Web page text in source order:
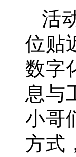
活
位贴
数字
息与
小哥
方式